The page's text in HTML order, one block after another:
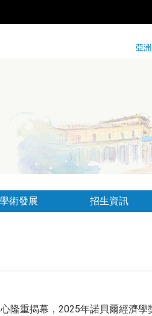
亞
學術發展 招生資訊
隆重揭幕，2025年諾貝爾經濟